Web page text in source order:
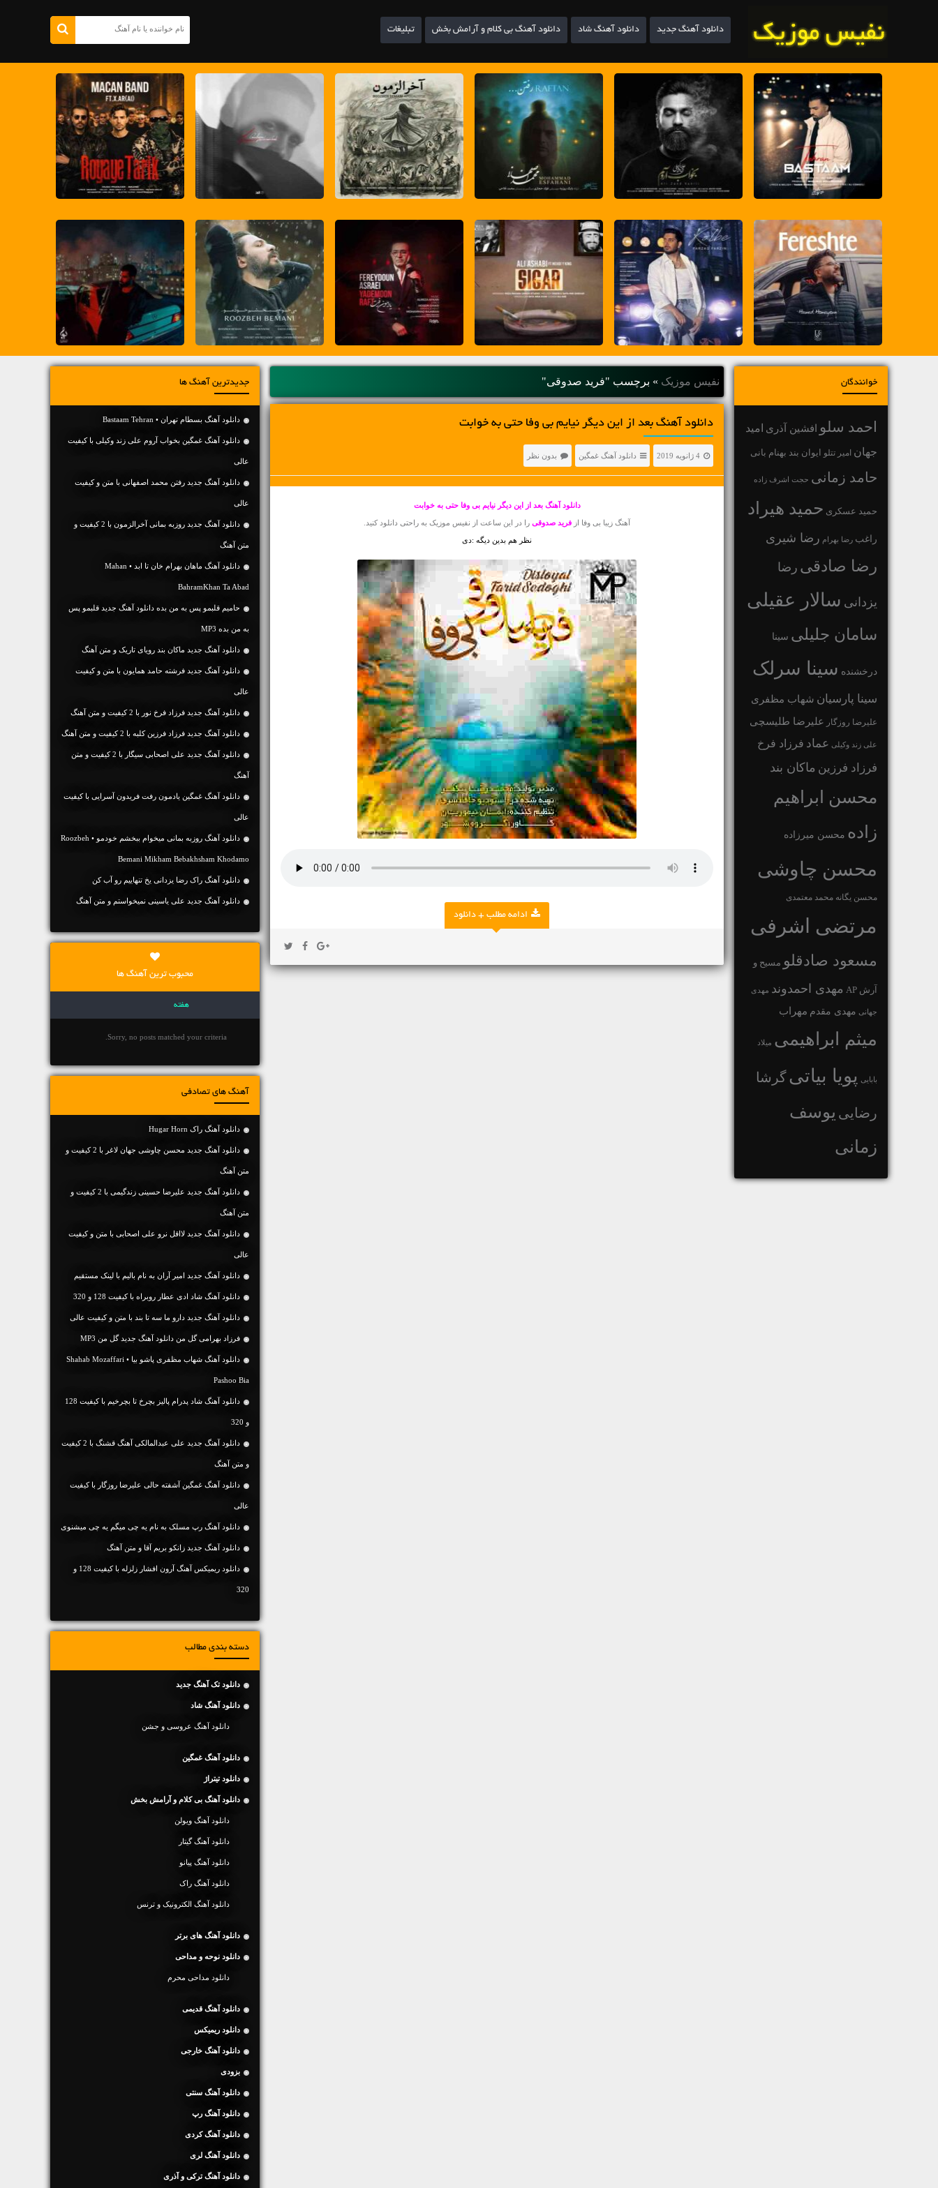
دانلود آهنگ جدید دانلود آهنگ شاد دانلود آهنگ بی کلام و آرامش بخش تبلیغات
خوانندگان
احمد سلو افشین آذری امید
جهان امیر تتلو ایوان بند بهنام بانی
حامد زمانی حجت اشرف زاده
حمید عسکری حمید هیراد
راغب رضا بهرام رضا شیری
رضا صادقی رضا
یزدانی سالار عقیلی
سامان جلیلی سینا
درخشنده سینا سرلک
سینا پارسیان شهاب مظفری
علیرضا روزگار علیرضا طلیسچی
علی زند وکیلی عماد فرزاد فرخ
فرزاد فرزین ماکان بند
محسن ابراهیم
زاده محسن میرزاده
محسن چاوشی
محسن یگانه محمد معتمدی
مرتضی اشرفی
مسعود صادقلو مسیح و
آرش AP مهدی احمدوند مهدی
جهانی مهدی مقدم مهراب
میثم ابراهیمی میلاد
بابایی پویا بیاتیگرشا
رضایی یوسف
زمانی
نفیس موزیک » برچسب "فرید صدوقی"
دانلود آهنگ بعد از این دیگر نیایم بی وفا حتی به خوابت
4 ژانویه 2019 دانلود آهنگ غمگین بدون نظر
دانلود آهنگ بعد از این دیگر نیایم بی وفا حتی به خوابت
آهنگ زیبا بی وفا از فرید صدوقی را در این ساعت از نفیس موزیک به راحتی دانلود کنید.
نظر هم بدین دیگه :دی
ادامه مطلب + دانلود
جدیدترین آهنگ ها
دانلود آهنگ بسطام تهران • Bastaam Tehran
دانلود آهنگ غمگین بخواب آروم علی زند وکیلی با کیفیت
عالی
دانلود آهنگ جديد رفتن محمد اصفهانی با متن و کیفیت
عالی
دانلود آهنگ جديد روزبه بمانی آخرالزمون با 2 کیفیت و
متن آهنگ
دانلود آهنگ ماهان بهرام خان تا ابد • Mahan
BahramKhan Ta Abad
حامیم قلبمو پس به من بده دانلود آهنگ جدید قلبمو پس
به من بده MP3
دانلود آهنگ جديد ماکان بند رویای تاریک و متن آهنگ
دانلود آهنگ جديد فرشته حامد همایون با متن و کیفیت
عالی
دانلود آهنگ جديد فرزاد فرخ نور با 2 کیفیت و متن آهنگ
دانلود آهنگ جديد فرزاد فرزین کلبه با 2 کیفیت و متن آهنگ
دانلود آهنگ جديد علی اصحابی سیگار با 2 کیفیت و متن
آهنگ
دانلود آهنگ غمگین یادمون رفت فریدون آسرایی با کیفیت
عالی
دانلود آهنگ روزبه بمانی میخوام ببخشم خودمو • Roozbeh
Bemani Mikham Bebakhsham Khodamo
دانلود آهنگ راک رضا یزدانی یخ تنهاییم رو آب کن
دانلود آهنگ جديد علی یاسینی نمیخواستم و متن آهنگ
محبوب ترین آهنگ ها
هفته
Sorry, no posts matched your criteria.
آهنگ های تصادفی
دانلود آهنگ راک Hugar Horn
دانلود آهنگ جديد محسن چاوشی جهان لاغر با 2 کیفیت و
متن آهنگ
دانلود آهنگ جديد علیرضا حسینی زندگیمی با 2 کیفیت و
متن آهنگ
دانلود آهنگ جديد لااقل نرو علی اصحابی با متن و کیفیت
عالی
دانلود آهنگ جديد امیر آران به نام بالیم با لینک مستقیم
دانلود آهنگ شاد ادی عطار روبراه با کیفیت 128 و 320
دانلود آهنگ جديد دارو ما سه تا بند با متن و کیفیت عالی
فرزاد بهرامی گل من دانلود آهنگ جدید گل من MP3
دانلود آهنگ شهاب مظفری پاشو بیا • Shahab Mozaffari
Pashoo Bia
دانلود آهنگ شاد پدرام پالیز بچرخ تا بچرخیم با کیفیت 128
و 320
دانلود آهنگ جديد علی عبدالمالکی آهنگ قشنگ با 2 کیفیت
و متن آهنگ
دانلود آهنگ غمگین آشفته حالی علیرضا روزگار با کیفیت
عالی
دانلود آهنگ رپ مسلک به نام یه چی میگم یه چی میشنوی
دانلود آهنگ جديد زانکو بریم آقا و متن آهنگ
دانلود ریمیکس آهنگ آرون افشار زلزله با کیفیت 128 و
320
دسته بندی مطالب
دانلود تک آهنگ جدید
دانلود آهنگ شاد
دانلود آهنگ عروسی و جشن
دانلود آهنگ غمگین
دانلود تیتراژ
دانلود آهنگ بی کلام و آرامش بخش
دانلود آهنگ ویولن
دانلود آهنگ گیتار
دانلود آهنگ پیانو
دانلود آهنگ راک
دانلود آهنگ الکترونیک و ترنس
دانلود آهنگ های برتر
دانلود نوحه و مداحی
دانلود مداحی محرم
دانلود آهنگ قدیمی
دانلود ریمیکس
دانلود آهنگ خارجی
بزودی
دانلود آهنگ سنتی
دانلود آهنگ رپ
دانلود آهنگ کردی
دانلود آهنگ لری
دانلود آهنگ ترکی و آذری